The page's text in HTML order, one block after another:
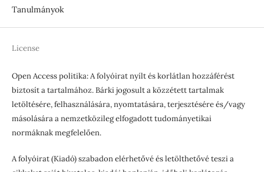
Tanulmányok
License
Open Access politika: A folyóirat nyílt és korlátlan hozzáférést
biztosít a tartalmához. Bárki jogosult a közzétett tartalmak
letöltésére, felhasználására, nyomtatására, terjesztésére és/vagy
másolására a nemzetközileg elfogadott tudományetikai
normáknak megfelelően.
A folyóirat (Kiadó) szabadon elérhetővé és letölthetővé teszi a